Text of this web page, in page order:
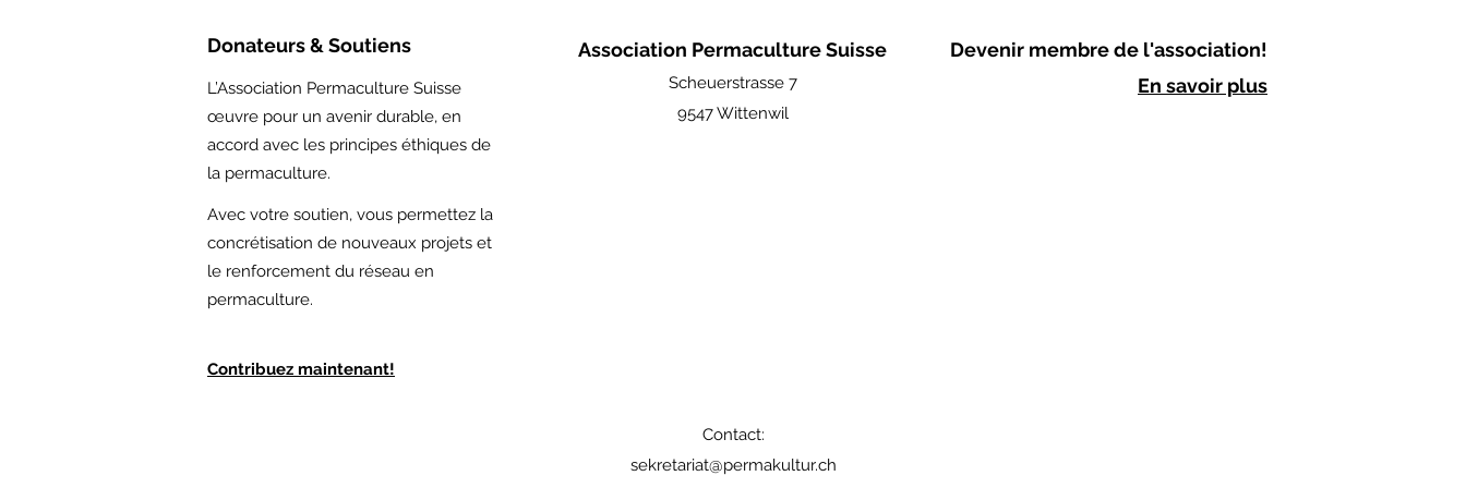
Donateurs & Soutiens
L’Association Permaculture Suisse
œuvre pour un avenir durable, en
accord avec les principes éthiques de
la permaculture.
Avec votre soutien, vous permettez la
concrétisation de nouveaux projets et
le renforcement du réseau en
permaculture.
Contribuez maintenant!
Association Permaculture Suisse
Scheuerstrasse 7
9547 Wittenwil
Devenir membre de l'association!
En savoir plus
Contact:
sekretariat@permakultur.ch